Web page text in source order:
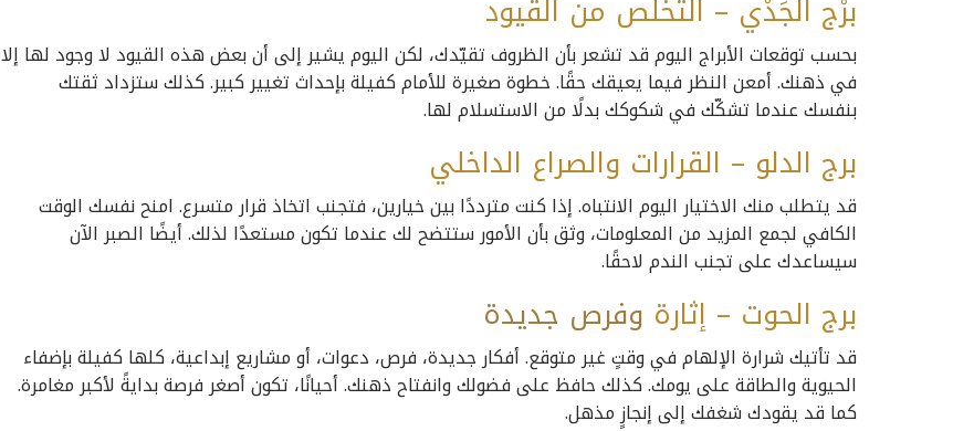
برْج الجَدْي – التخلص من القيود
بحسب توقعات الأبراج اليوم قد تشعر بأن الظروف تقيّدك، لكن اليوم يشير إلى أن بعض هذه القيود لا وجود لها إلا
في ذهنك. أمعن النظر فيما يعيقك حقًا. خطوة صغيرة للأمام كفيلة بإحداث تغيير كبير. كذلك ستزداد ثقتك
بنفسك عندما تشكّك في شكوكك بدلًا من الاستسلام لها.
برج الدلو – القرارات والصراع الداخلي
قد يتطلب منك الاختيار اليوم الانتباه. إذا كنت مترددًا بين خيارين، فتجنب اتخاذ قرار متسرع. امنح نفسك الوقت
الكافي لجمع المزيد من المعلومات، وثق بأن الأمور ستتضح لك عندما تكون مستعدًا لذلك. أيضًا الصبر الآن
سيساعدك على تجنب الندم لاحقًا.
برج الحوت – إثارة وفرص جديدة
قد تأتيك شرارة الإلهام في وقتٍ غير متوقع. أفكار جديدة، فرص، دعوات، أو مشاريع إبداعية، كلها كفيلة بإضفاء
الحيوية والطاقة على يومك. كذلك حافظ على فضولك وانفتاح ذهنك. أحيانًا، تكون أصغر فرصة بدايةً لأكبر مغامرة.
كما قد يقودك شغفك إلى إنجازٍ مذهل.